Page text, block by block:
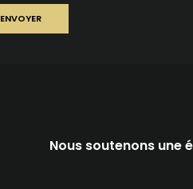
ENVOYER
Nous soutenons une